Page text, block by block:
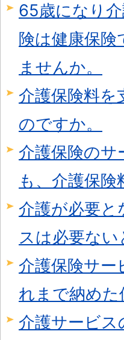
65歳になり
険は健康保
ませんか。
介護保険料を
のですか。
介護保険の
も、介護保
介護が必要
スは必要ない
介護保険サ
れまで納め
介護サービ